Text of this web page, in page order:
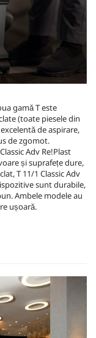
gamă T este
(toate piesele din
de aspirare,
de zgomot.
Adv Re!Plast
și suprafețe dure,
T 11/1 Classic Adv
sunt durabile,
Ambele modele au
ușoară.